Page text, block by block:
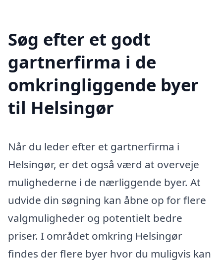
Søg efter et godt
gartnerfirma i de
omkringliggende byer
til Helsingør
Når du leder efter et gartnerfirma i
Helsingør, er det også værd at overveje
mulighederne i de nærliggende byer. At
udvide din søgning kan åbne op for flere
valgmuligheder og potentielt bedre
priser. I området omkring Helsingør
findes der flere byer hvor du muligvis kan